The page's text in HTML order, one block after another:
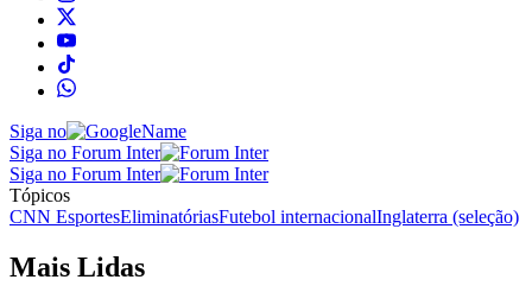
Siga no
Siga no Forum Inter
Siga no Forum Inter
Tópicos
CNN EsportesEliminatóriasFutebol internacionalInglaterra (seleção)
Mais Lidas